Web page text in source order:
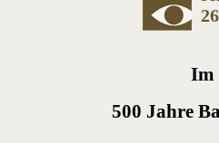
Im
500 Jahre